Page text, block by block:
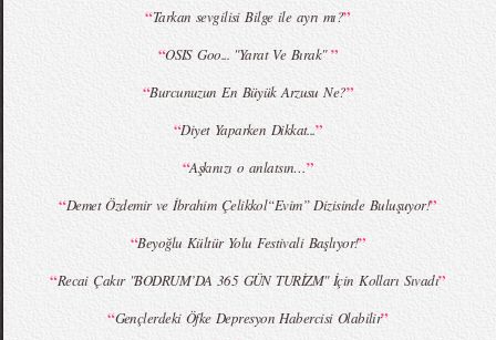
MBFWI - Giray Sepin 2015 Yaz Koleksiyonu MBFWI - Burçe Bekrek 2015 Yaz Koleksiyonu
“Tarkan sevgilisi Bilge ile ayrı mı?”
“OSIS Goo... "Yarat Ve Bırak"”
“Burcunuzun En Büyük Arzusu Ne?”
“Diyet Yaparken Dikkat...”
“Aşkınızı o anlatsın…”
“Demet Özdemir ve İbrahim Çelikkol“Evim” Dizisinde Buluşuyor!”
“Beyoğlu Kültür Yolu Festivali Başlıyor!”
“Recai Çakır "BODRUM’DA 365 GÜN TURİZM" İçin Kolları Sıvadı”
“Gençlerdeki Öfke Depresyon Habercisi Olabilir”